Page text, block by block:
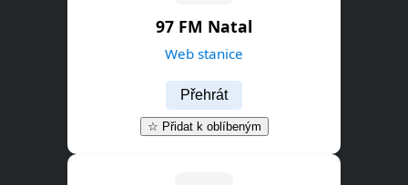
97 FM Natal
Web stanice
Přehrát
☆ Přidat k oblíbeným